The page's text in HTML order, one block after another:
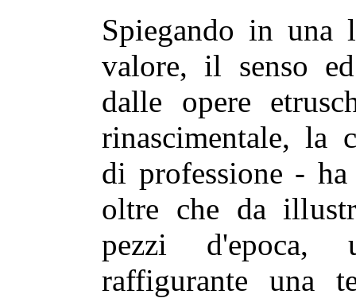
Spiegando in una
valore, il senso
dalle opere
rinascimentale, la
di professione -
oltre che da
pezzi d'epoca,
raffigurante una